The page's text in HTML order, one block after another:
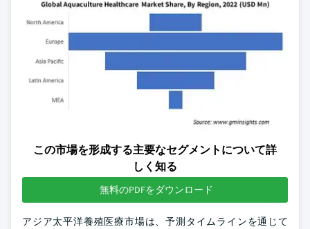
この市場を形成する主要なセグメントについて詳
しく知る
無料のPDFをダウンロード
アジア太平洋養殖医療市場は、予測タイムラインを通じて